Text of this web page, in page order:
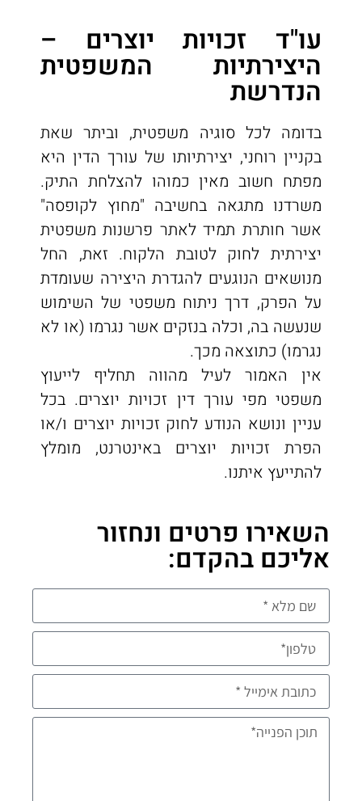
עו"ד זכויות יוצרים –
היצירתיות המשפטית
הנדרשת
בדומה לכל סוגיה משפטית, וביתר שאת
בקניין רוחני, יצירתיותו של עורך הדין היא
מפתח חשוב מאין כמוהו להצלחת התיק.
משרדנו מתגאה בחשיבה "מחוץ לקופסה"
אשר חותרת תמיד לאתר פרשנות משפטית
יצירתית לחוק לטובת הלקוח. זאת, החל
מנושאים הנוגעים להגדרת היצירה שעומדת
על הפרק, דרך ניתוח משפטי של השימוש
שנעשה בה, וכלה בנזקים אשר נגרמו (או לא
נגרמו) כתוצאה מכך.
אין האמור לעיל מהווה תחליף לייעוץ
משפטי מפי עורך דין זכויות יוצרים. בכל
עניין ונושא הנודע לחוק זכויות יוצרים ו/או
הפרת זכויות יוצרים באינטרנט, מומלץ
להתייעץ איתנו.
השאירו פרטים ונחזור
אליכם בהקדם: